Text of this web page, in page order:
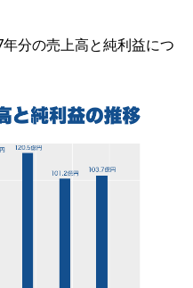
分の売上高と純利益につ